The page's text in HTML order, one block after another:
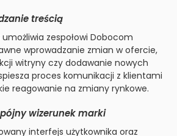
treścią
zespołowi Dobocom
wprowadzanie zmian w ofercie,
witryny czy dodawanie nowych
proces komunikacji z klientami
reagowanie na zmiany rynkowe.
wizerunek marki
interfejs użytkownika oraz